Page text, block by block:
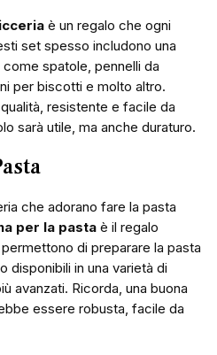
è un regalo che ogni
set spesso includono una
spatole, pennelli da
per biscotti e molto altro.
resistente e facile da
sarà utile, ma anche duraturo.
che adorano fare la pasta
per la pasta è il regalo
di preparare la pasta
disponibili in una varietà di
avanzati. Ricorda, una buona
essere robusta, facile da